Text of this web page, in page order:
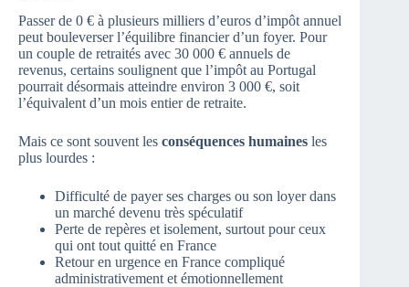
Passer de 0 € à plusieurs milliers d’euros d’impôt annuel
peut bouleverser l’équilibre financier d’un foyer. Pour
un couple de retraités avec 30 000 € annuels de
revenus, certains soulignent que l’impôt au Portugal
pourrait désormais atteindre environ 3 000 €, soit
l’équivalent d’un mois entier de retraite.
Mais ce sont souvent les conséquences humaines les
plus lourdes :
Difficulté de payer ses charges ou son loyer dans
un marché devenu très spéculatif
Perte de repères et isolement, surtout pour ceux
qui ont tout quitté en France
Retour en urgence en France compliqué
administrativement et émotionnellement